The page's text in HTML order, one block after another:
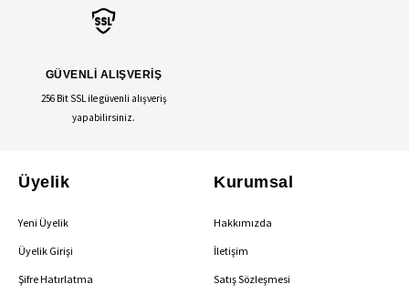
GÜVENLİ ALIŞVERİŞ
256 Bit SSL ile güvenli alışveriş
yapabilirsiniz.
Üyelik
Yeni Üyelik
Üyelik Girişi
Şifre Hatırlatma
Kurumsal
Hakkımızda
İletişim
Satış Sözleşmesi